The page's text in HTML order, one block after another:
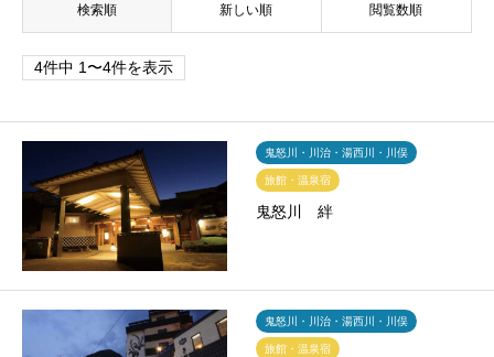
検索順 新しい順 閲覧数順
4件中 1〜4件を表示
鬼怒川・川治・湯西川・川俣
旅館・温泉宿
鬼怒川 絆
鬼怒川・川治・湯西川・川俣
旅館・温泉宿